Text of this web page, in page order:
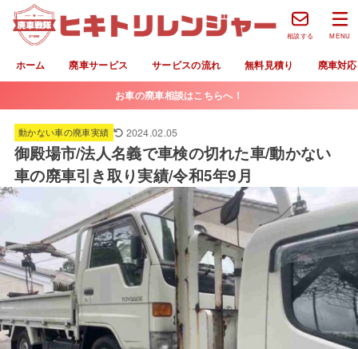
ホーム 廃車サービス サービスの流れ 無料見積り 廃車対
相談する MENU
お車の廃車相談はこちらへ！
動かない車の廃車実績 2024.02.05
御殿場市/法人名義で車検の切れた車/動かない
車の廃車引き取り実績/令和5年9月